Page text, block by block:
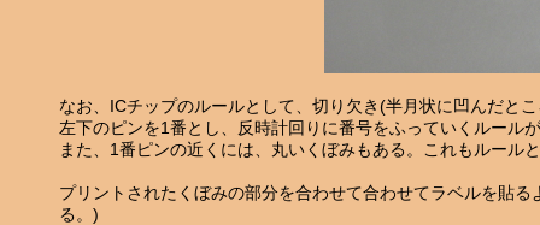
なお、ICチップのルールとして、切り欠き(半月状に凹んだと
左下のピンを1番とし、反時計回りに番号をふっていくルール
また、1番ピンの近くには、丸いくぼみもある。これもルール
プリントされたくぼみの部分を合わせて合わせてラベルを貼
る。)